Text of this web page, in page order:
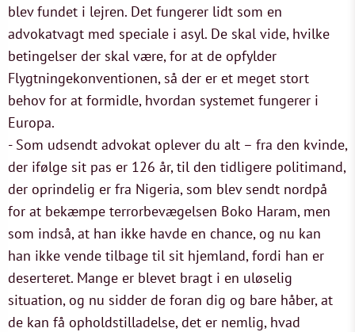
blev fundet i lejren. Det fungerer lidt som en
advokatvagt med speciale i asyl. De skal vide, hvilke
betingelser der skal være, for at de opfylder
Flygtningekonventionen, så der er et meget stort
behov for at formidle, hvordan systemet fungerer i
Europa.
- Som udsendt advokat oplever du alt – fra den kvinde,
der ifølge sit pas er 126 år, til den tidligere politimand,
der oprindelig er fra Nigeria, som blev sendt nordpå
for at bekæmpe terrorbevægelsen Boko Haram, men
som indså, at han ikke havde en chance, og nu kan
han ikke vende tilbage til sit hjemland, fordi han er
deserteret. Mange er blevet bragt i en uløselig
situation, og nu sidder de foran dig og bare håber, at
de kan få opholdstilladelse, det er nemlig, hvad